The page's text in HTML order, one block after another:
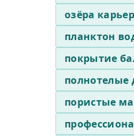
озёра
планктон
покрытие
полнотелые
пористые